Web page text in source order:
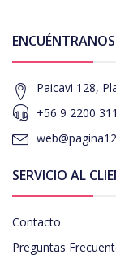
ENCUÉNTRANOS
Paicavi 128,
+56 9 2200
SERVICIO AL
Contacto
Preguntas